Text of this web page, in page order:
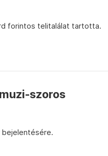
forintos telitalálat tartotta.
szoros
bejelentésére.